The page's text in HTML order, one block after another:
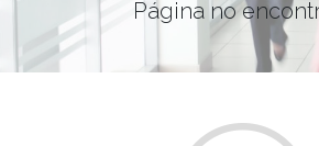
Página no